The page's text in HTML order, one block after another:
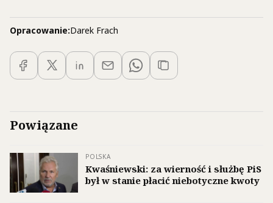
Opracowanie:Darek Frach
Powiązane
POLSKA
Kwaśniewski: za wierność i służbę PiS
był w stanie płacić niebotyczne kwoty